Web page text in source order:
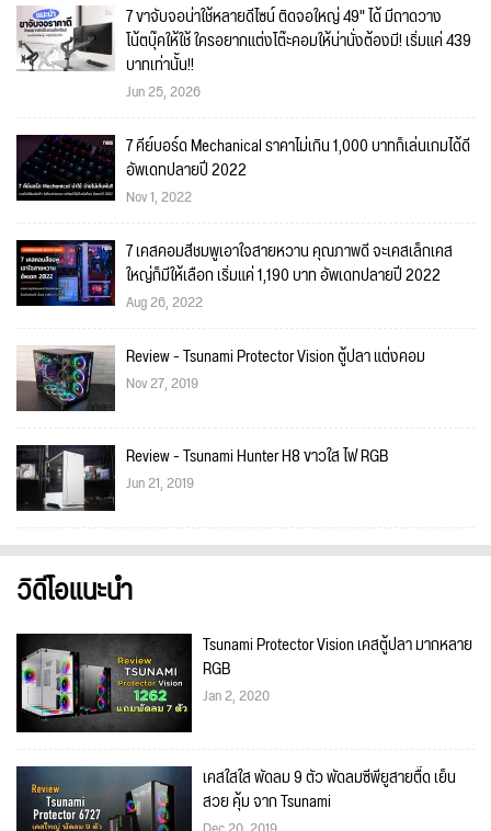
7 ขาจับจอน่าใช้หลายดีไซน์ ติดจอใหญ่ 49" ได้ มีถาดวาง
โน้ตบุ๊คให้ใช้ ใครอยากแต่งโต๊ะคอมให้น่านั่งต้องมี! เริ่มแค่ 439
บาทเท่านั้น!!
Jun 25, 2026
7 คีย์บอร์ด Mechanical ราคาไม่เกิน 1,000 บาทก็เล่นเกมได้ดี
อัพเดทปลายปี 2022
Nov 1, 2022
7 เคสคอมสีชมพูเอาใจสายหวาน คุณภาพดี จะเคสเล็กเคส
ใหญ่ก็มีให้เลือก เริ่มแค่ 1,190 บาท อัพเดทปลายปี 2022
Aug 26, 2022
Review - Tsunami Protector Vision ตู้ปลา แต่งคอม
Nov 27, 2019
Review - Tsunami Hunter H8 ขาวใส ไฟ RGB
Jun 21, 2019
วิดีโอแนะนำ
Tsunami Protector Vision เคสตู้ปลา มากหลาย
RGB
Jan 2, 2020
เคสใสใส พัดลม 9 ตัว พัดลมซีพียูสายตื๊ด เย็น
สวย คุ้ม จาก Tsunami